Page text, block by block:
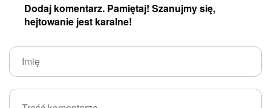
Dodaj komentarz. Pamiętaj! Szanujmy się,
hejtowanie jest karalne!